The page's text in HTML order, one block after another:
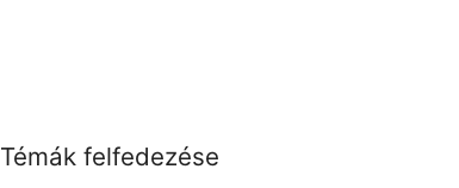
Témák felfedezése